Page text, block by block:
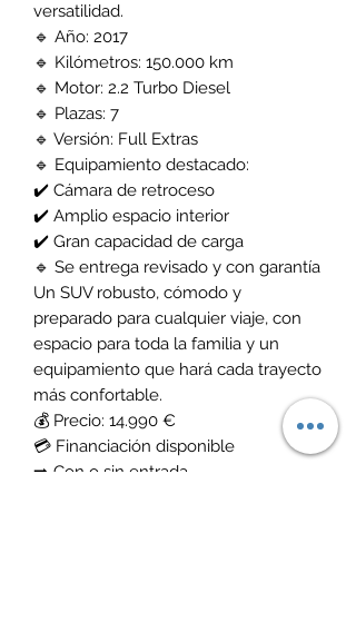
versatilidad.
🔹 Año: 2017
🔹 Kilómetros: 150.000 km
🔹 Motor: 2.2 Turbo Diesel
🔹 Plazas: 7
🔹 Versión: Full Extras
🔹 Equipamiento destacado:
✔️ Cámara de retroceso
✔️ Amplio espacio interior
✔️ Gran capacidad de carga
🔹 Se entrega revisado y con garantía
Un SUV robusto, cómodo y
preparado para cualquier viaje, con
espacio para toda la familia y un
equipamiento que hará cada trayecto
más confortable.
💰 Precio: 14.990 €
💳 Financiación disponible
➡️ Con o sin entrada